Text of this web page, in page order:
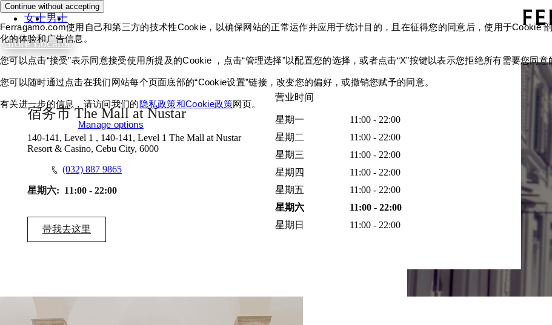
女士男士
Store Locator
宿务市 The Mall at Nustar
140-141, Level 1 , 140-141, Level 1 The Mall at Nustar
Resort & Casino, Cebu City, 6000
(032) 887 9865
星期六: 11:00 - 22:00
带我去这里
营业时间
星期一
11:00 - 22:00
星期二
11:00 - 22:00
星期三
11:00 - 22:00
星期四
11:00 - 22:00
星期五
11:00 - 22:00
星期六
11:00 - 22:00
星期日
11:00 - 22:00
Continue without accepting
Ferragamo.com使用自己和第三方的技术性Cookie，以确保网站的正常运作并应用于统计目的，且在征得您的同意后，使用于Cookie
化的体验和广告信息。
您可以点击“接受”表示同意接受使用所提及的Cookie ，点击“管理选择”以配置您的选择，或者点击“X”按键以表示您拒绝所有需要您同
您可以随时通过点击在我们网站每个页面底部的“Cookie设置”链接，改变您的偏好，或撤销您赋予的同意。
有关进一步的信息，请访问我们的隐私政策和Cookie政策网页。
Manage options